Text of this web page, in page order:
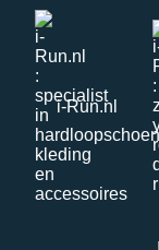
i-Run.nl